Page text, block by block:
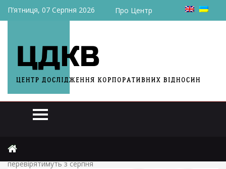
П’ятниця, 07 Серпня 2026 Про Центр
Банки запровадять нові ліміти для ФОПів: кого
перевірятимуть з серпня